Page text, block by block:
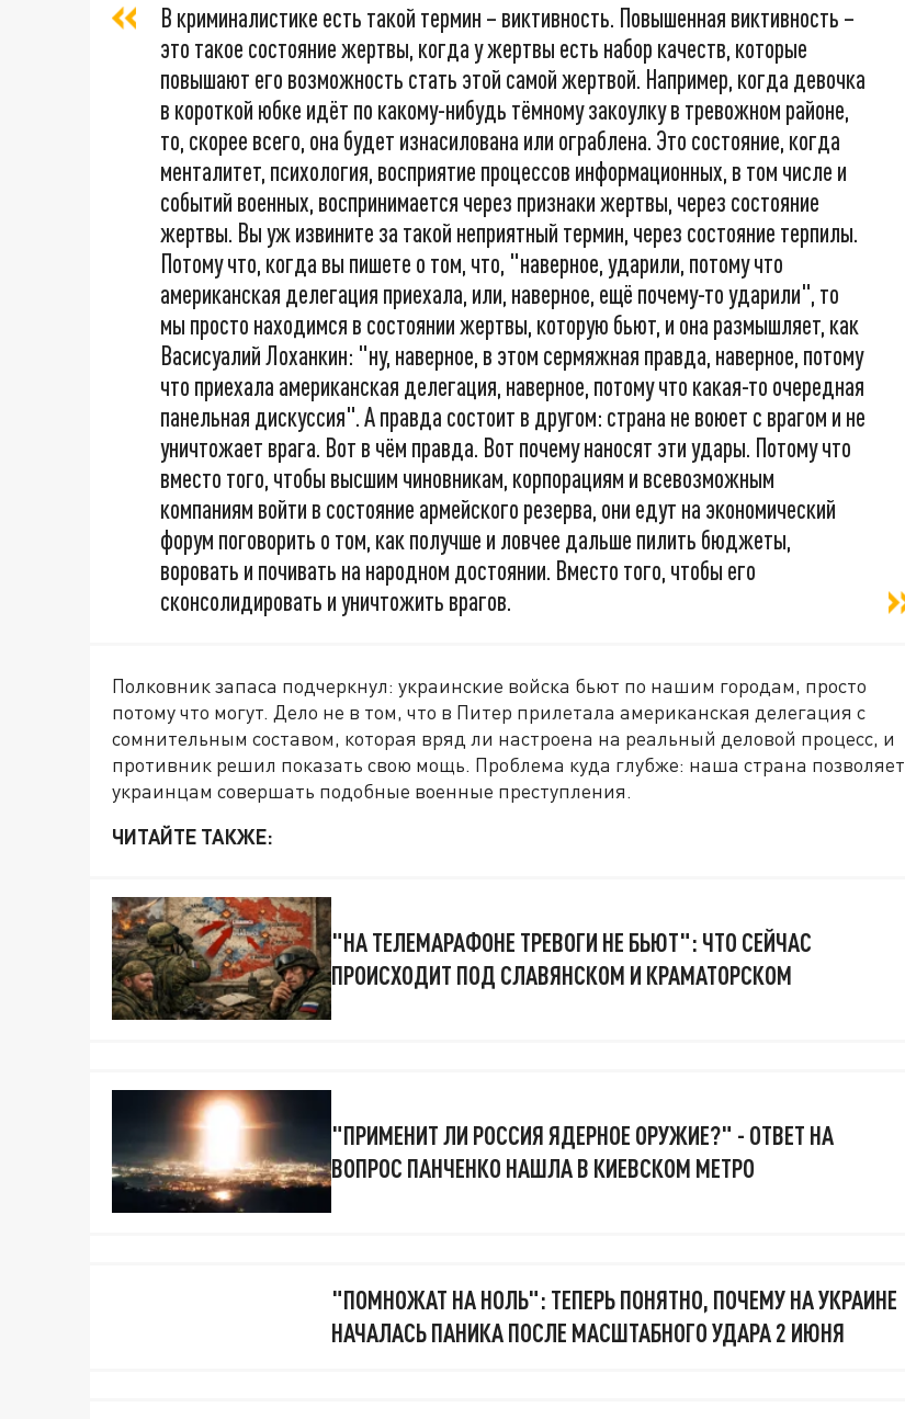
В криминалистике есть такой термин – виктивность. Повышенная виктивность –
это такое состояние жертвы, когда у жертвы есть набор качеств, которые
повышают его возможность стать этой самой жертвой. Например, когда девочка
в короткой юбке идёт по какому-нибудь тёмному закоулку в тревожном районе,
то, скорее всего, она будет изнасилована или ограблена. Это состояние, когда
менталитет, психология, восприятие процессов информационных, в том числе и
событий военных, воспринимается через признаки жертвы, через состояние
жертвы. Вы уж извините за такой неприятный термин, через состояние терпилы.
Потому что, когда вы пишете о том, что, "наверное, ударили, потому что
американская делегация приехала, или, наверное, ещё почему-то ударили", то
мы просто находимся в состоянии жертвы, которую бьют, и она размышляет, как
Васисуалий Лоханкин: "ну, наверное, в этом сермяжная правда, наверное, потому
что приехала американская делегация, наверное, потому что какая-то очередная
панельная дискуссия". А правда состоит в другом: страна не воюет с врагом и не
уничтожает врага. Вот в чём правда. Вот почему наносят эти удары. Потому что
вместо того, чтобы высшим чиновникам, корпорациям и всевозможным
компаниям войти в состояние армейского резерва, они едут на экономический
форум поговорить о том, как получше и ловчее дальше пилить бюджеты,
воровать и почивать на народном достоянии. Вместо того, чтобы его
сконсолидировать и уничтожить врагов.
Полковник запаса подчеркнул: украинские войска бьют по нашим городам, просто
потому что могут. Дело не в том, что в Питер прилетала американская делегация с
сомнительным составом, которая вряд ли настроена на реальный деловой процесс, и
противник решил показать свою мощь. Проблема куда глубже: наша страна позволяет
украинцам совершать подобные военные преступления.
ЧИТАЙТЕ ТАКЖЕ:
"НА ТЕЛЕМАРАФОНЕ ТРЕВОГИ НЕ БЬЮТ": ЧТО СЕЙЧАС
ПРОИСХОДИТ ПОД СЛАВЯНСКОМ И КРАМАТОРСКОМ
"ПРИМЕНИТ ЛИ РОССИЯ ЯДЕРНОЕ ОРУЖИЕ?" - ОТВЕТ НА
ВОПРОС ПАНЧЕНКО НАШЛА В КИЕВСКОМ МЕТРО
"ПОМНОЖАТ НА НОЛЬ": ТЕПЕРЬ ПОНЯТНО, ПОЧЕМУ НА УКРАИНЕ
НАЧАЛАСЬ ПАНИКА ПОСЛЕ МАСШТАБНОГО УДАРА 2 ИЮНЯ